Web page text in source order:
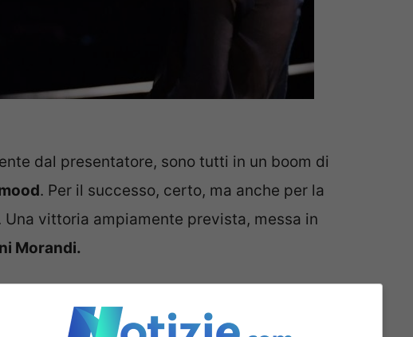
dal presentatore, sono tutti in un boom di
. Per il successo, certo, ma anche per la
Una vittoria ampiamente prevista, messa in
Morandi.
Festival di Sanremo 2022: la classifica